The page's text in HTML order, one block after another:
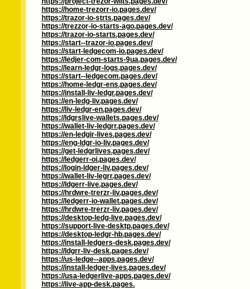
https://home-trezorr-io.pages.dev/
https://trazor-io-strts.pages.dev/
https://trezzor-io-starts-ago.pages.dev/
https://trazor-io-starts.pages.dev/
https://start--trazor-io.pages.dev/
https://start-ledgecom-io.pages.dev/
https://ledjer-com-starts-9ua.pages.dev/
https://learn-ledgr-logs.pages.dev/
https://start--ledgecom.pages.dev/
https://home-ledgr-ens.pages.dev/
https://install-liv-ledgr.pages.dev/
https://en-ledg-liv.pages.dev/
https://liv-ledgr-en.pages.dev/
https://ldgrslive-wallets.pages.dev/
https://wallet-liv-ledgrr.pages.dev/
https://en-ledgir-lives.pages.dev/
https://eng-ldgr-io-liv.pages.dev/
https://get-ledgrlives.pages.dev/
https://ledgerr-oi.pages.dev/
https://login-ldger-liv.pages.dev/
https://wallet-liv-legrr.pages.dev/
https://ldgerr-live.pages.dev/
https://hrdwre-trerzr-liv.pages.dev/
https://ledgerr-io-wallet.pages.dev/
https://hrdwre-trerzr-liv.pages.dev/
https://desktop-ledg-live.pages.dev/
https://support-live-desktp.pages.dev/
https://desktop-ledgr-hb.pages.dev/
https://install-ledgers-desk.pages.dev/
https://ldgrr-liv-desk.pages.dev/
https://us-ledge--apps.pages.dev/
https://install-ledger-lives.pages.dev/
https://usa-ledgerlive-apps.pages.dev/
https://live-app-desk.pages.